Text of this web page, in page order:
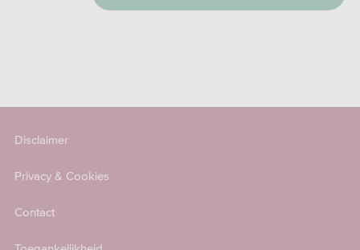
Disclaimer
Privacy & Cookies
Contact